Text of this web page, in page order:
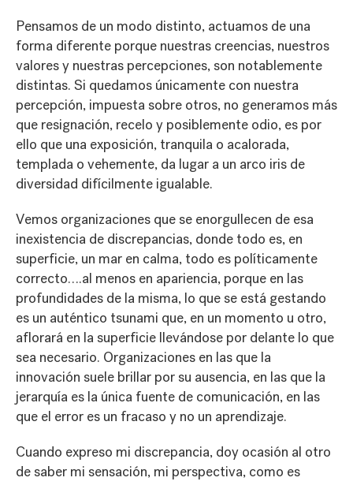
Pensamos de un modo distinto, actuamos de una
forma diferente porque nuestras creencias, nuestros
valores y nuestras percepciones, son notablemente
distintas. Si quedamos únicamente con nuestra
percepción, impuesta sobre otros, no generamos más
que resignación, recelo y posiblemente odio, es por
ello que una exposición, tranquila o acalorada,
templada o vehemente, da lugar a un arco iris de
diversidad difícilmente igualable.
Vemos organizaciones que se enorgullecen de esa
inexistencia de discrepancias, donde todo es, en
superficie, un mar en calma, todo es políticamente
correcto….al menos en apariencia, porque en las
profundidades de la misma, lo que se está gestando
es un auténtico tsunami que, en un momento u otro,
aflorará en la superficie llevándose por delante lo que
sea necesario. Organizaciones en las que la
innovación suele brillar por su ausencia, en las que la
jerarquía es la única fuente de comunicación, en las
que el error es un fracaso y no un aprendizaje.
Cuando expreso mi discrepancia, doy ocasión al otro
de saber mi sensación, mi perspectiva, como es